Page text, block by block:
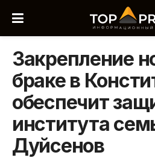
Закрепление
браке в
обеспечит
института
Дуйсенов